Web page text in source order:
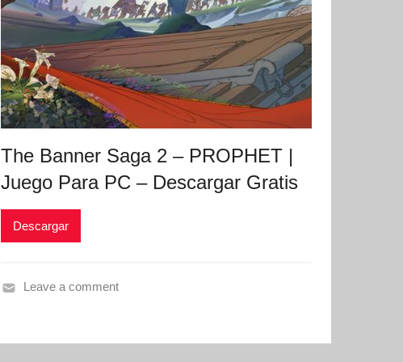
The Banner Saga 2 – PROPHET |
Juego Para PC – Descargar Gratis
Descargar
Leave a comment